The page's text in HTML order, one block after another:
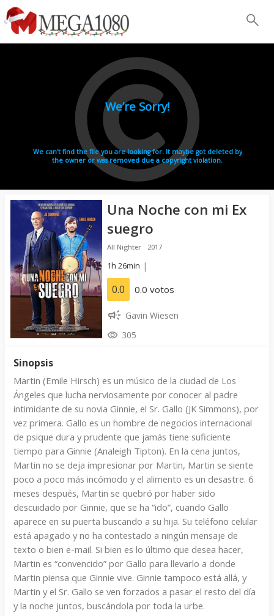
Una Noche con mi Ex
suegro
All Nighter 2017
1h 26min |
0.0 0.0 votos
Gavin Wiesen
305
Sinopsis
Martin (Emile Hirsch) es un músico de la ciudad de Los
Ángeles que lucha nerviosamente por conocer al padre
intimidante de su novia Ginnie, el Sr. Gallo (JK Simmons), por
vez primera. Gallo es un hombre de negocios internacional
de psique dura y prudente que jamás tiene suficiente
tiempo para Ginnie (Analeigh Tipton). En la cena juntos,
Martin no se deja impresionar por Martin, Martin se siente
poco a poco más incómodo y el alimento es un desastre. 6
meses después, Martin se quebró por haber sido
descuidado por Ginnie, que se ha “ido”, cuando Gallo
aparece en su puerta buscando a su hija. Su teléfono celular
está apagado y no ha contestado a ningún mensaje de
texto o bien e-mail. Si bien es lo último que desea hacer,
Martin es “convencido” por Gallo para llevarlo a donde
Martin piensa que Ginnie vive. Ginnie tampoco está allá, y
Martin y el Sr. Gallo se ven forzados a pasar el resto del día
y la noche juntos, buscándola por toda la urbe.